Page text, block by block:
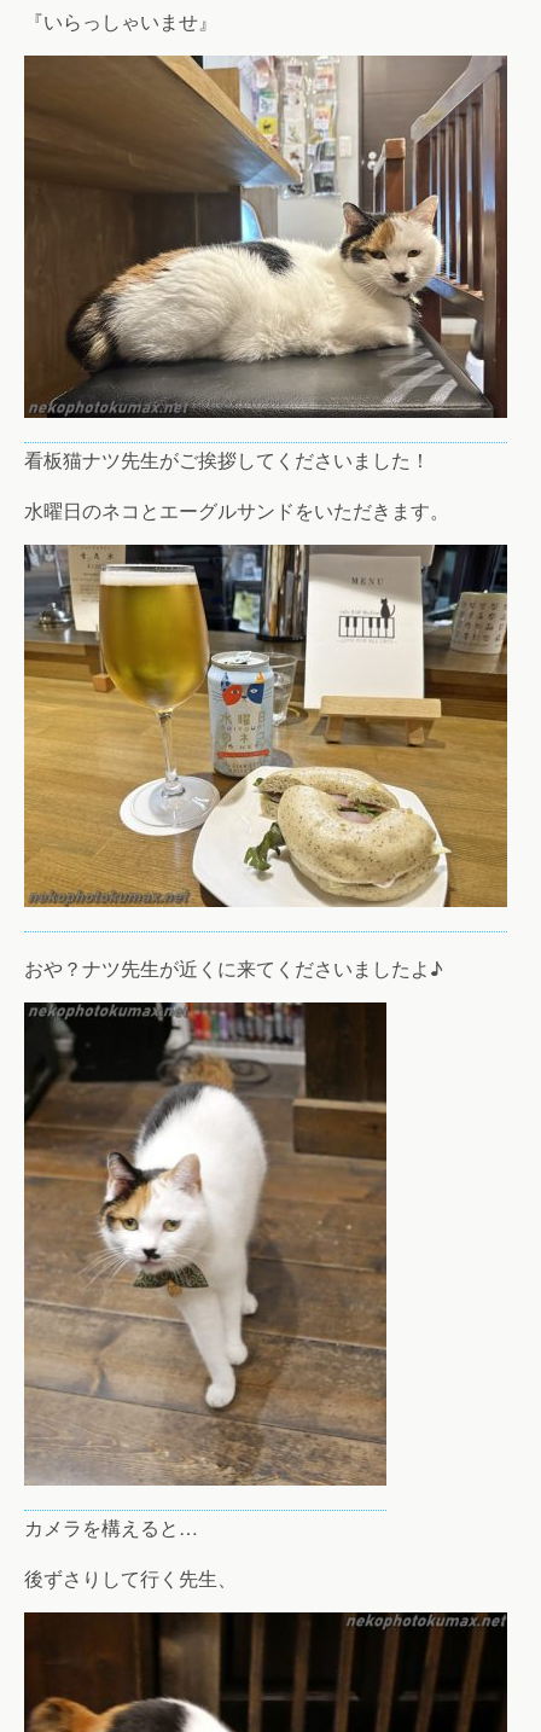
『いらっしゃいませ』
看板猫ナツ先生がご挨拶してくださいました！
水曜日のネコとエーグルサンドをいただきます。
おや？ナツ先生が近くに来てくださいましたよ♪
カメラを構えると…
後ずさりして行く先生、